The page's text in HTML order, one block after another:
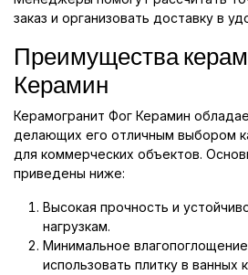
заказ и организовать доставку в
Преимущества
Керамин
Керамогранит Фог Керамин
делающих его отличным выбором
для коммерческих объектов.
приведены ниже:
Высокая прочность и
нагрузкам.
Минимальное
использовать плитку в ванных